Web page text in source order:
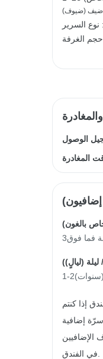
ضيف (ضيوف)
نوع السرير :
الوصول
المغادرة
فما فوق
/ ليلة (ليالٍ))
(سنوات)
إذا كنتم
الإضافيين